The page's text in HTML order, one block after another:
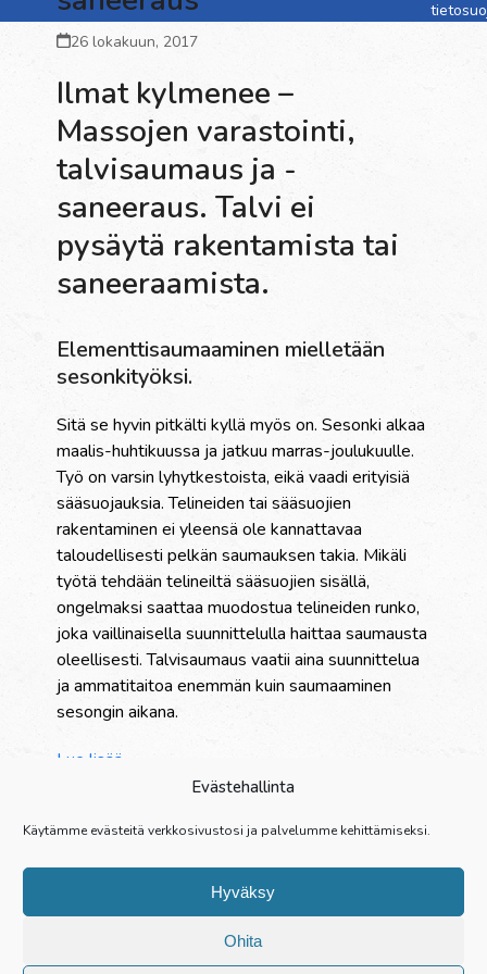
Evästehallinta
Käytämme evästeitä verkkosivustosi ja palvelumme kehittämiseksi.
Hyväksy
Ohita
26 lokakuun, 2017
Ilmat kylmenee –
Massojen varastointi,
talvisaumaus ja -
saneeraus. Talvi ei
pysäytä rakentamista tai
saneeraamista.
Elementtisaumaaminen mielletään
sesonkityöksi.
Sitä se hyvin pitkälti kyllä myös on. Sesonki alkaa
maalis-huhtikuussa ja jatkuu marras-joulukuulle.
Työ on varsin lyhytkestoista, eikä vaadi erityisiä
sääsuojauksia. Telineiden tai sääsuojien
rakentaminen ei yleensä ole kannattavaa
taloudellisesti pelkän saumauksen takia. Mikäli
työtä tehdään telineiltä sääsuojien sisällä,
ongelmaksi saattaa muodostua telineiden runko,
joka vaillinaisella suunnittelulla haittaa saumausta
oleellisesti. Talvisaumaus vaatii aina suunnittelua
ja ammatitaitoa enemmän kuin saumaaminen
sesongin aikana.
Lue lisää
Palvelut
Opisto